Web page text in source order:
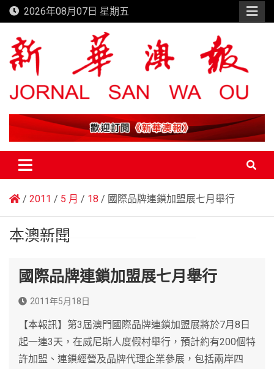
Skip
to
content
2026年08月07日 星期五
新華澳報
2011 5 月 18 國際品牌連鎖加盟展七月舉行
本澳新聞
國際品牌連鎖加盟展七月舉行
2011年5月18日
【本報訊】第3屆澳門國際品牌連鎖加盟展將於7月8日
起一連3天，在威尼斯人度假村舉行，預計約有200個特
許加盟、連鎖經營及品牌代理企業參展，包括兩岸四